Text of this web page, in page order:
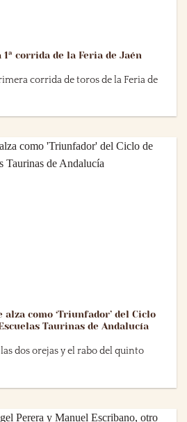
corrida de la Feria de Jaén
corrida de toros de la Feria de
como ‘Triunfador’ del Ciclo
Taurinas de Andalucía
dos orejas y el rabo del quinto